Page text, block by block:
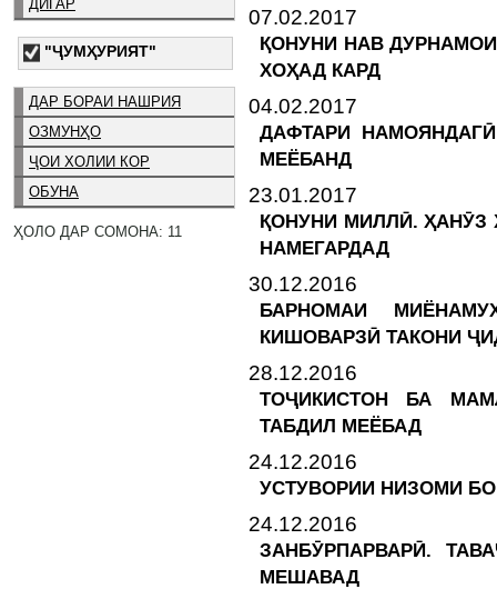
ДИГАР
"ҶУМҲУРИЯТ"
ДАР БОРАИ НАШРИЯ
ОЗМУНҲО
ҶОИ ХОЛИИ КОР
ОБУНА
ҲОЛО ДАР СОМОНА: 11
07.02.2017
ҚОНУНИ НАВ
ХОҲАД КАРД
04.02.2017
ДАФТАРИ
МЕЁБАНД
23.01.2017
ҚОНУНИ МИЛЛӢ.
НАМЕГАРДАД
30.12.2016
БАРНОМАИ
КИШОВАРЗӢ ТАКОНИ
28.12.2016
ТОҶИКИСТОН БА
ТАБДИЛ МЕЁБАД
24.12.2016
УСТУВОРИИ НИЗОМИ
24.12.2016
ЗАНБӮРПАРВАРӢ.
МЕШАВАД